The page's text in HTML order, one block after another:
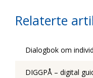
Relaterte
Dialogbok om
DIGGPÅ – digital